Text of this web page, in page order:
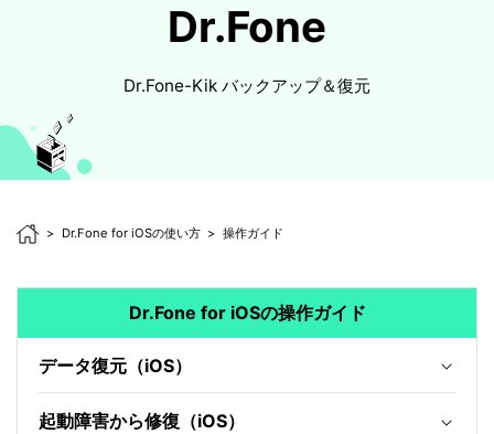
Dr.Fone の全機能
Dr.Fone ストア
ボリュームライセンスDr.Fone
Dr.Fone-Kik バックアップ＆復元
Dr.Fone for iOSの使い方 操作ガイド
Dr.Fone for iOSの操作ガイド
データ復元（iOS）
起動障害から修復（iOS）